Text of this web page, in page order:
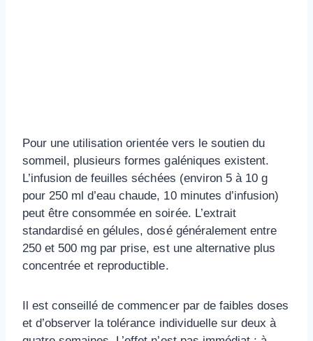
Pour une utilisation orientée vers le soutien du
sommeil, plusieurs formes galéniques existent.
L’infusion de feuilles séchées (environ 5 à 10 g
pour 250 ml d’eau chaude, 10 minutes d’infusion)
peut être consommée en soirée. L’extrait
standardisé en gélules, dosé généralement entre
250 et 500 mg par prise, est une alternative plus
concentrée et reproductible.
Il est conseillé de commencer par de faibles doses
et d’observer la tolérance individuelle sur deux à